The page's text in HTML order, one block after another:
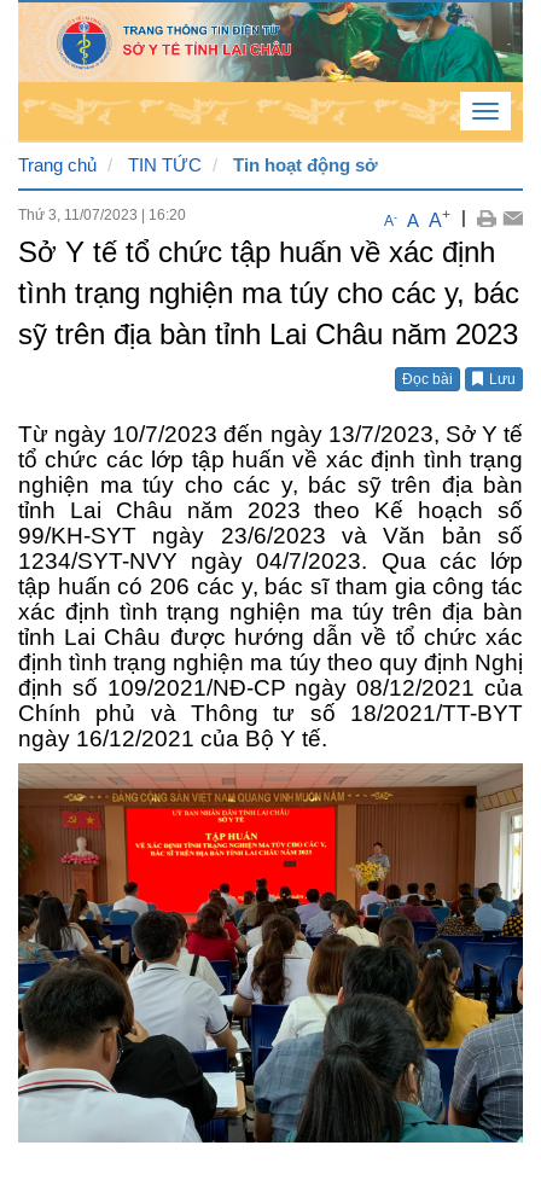
Thứ
5 , 6
/ 8 /
2026
PM
Toggle
Trang chủ
TIN TỨC Tin hoạt động sở
Thứ 3, 11/07/2023 16:20 A- A A+ |
Sở Y tế tổ chức tập huấn về xác định
tình trạng nghiện ma túy cho các y, bác
sỹ trên địa bàn tỉnh Lai Châu năm 2023
Đọc bài Lưu
Từ ngày 10/7/2023 đến ngày 13/7/2023, Sở Y tế
tổ chức các lớp tập huấn về xác định tình trạng
nghiện ma túy cho các y, bác sỹ trên địa bàn
tỉnh Lai Châu năm 2023 theo Kế hoạch số
99/KH-SYT ngày 23/6/2023 và Văn bản số
1234/SYT-NVY ngày 04/7/2023. Qua các lớp
tập huấn có 206 các y, bác sĩ tham gia công tác
xác định tình trạng nghiện ma túy trên địa bàn
tỉnh Lai Châu được hướng dẫn về tổ chức xác
định tình trạng nghiện ma túy theo quy định Nghị
định số 109/2021/NĐ-CP ngày 08/12/2021 của
Chính phủ và Thông tư số 18/2021/TT-BYT
ngày 16/12/2021 của Bộ Y tế.